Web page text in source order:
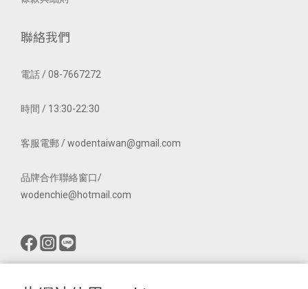
聯絡我們
電話 / 08-7667272
時間 / 13:30-22:30
客服電郵 / wodentaiwan@gmail.com
品牌合作聯絡窗口/
wodenchie@hotmail.com